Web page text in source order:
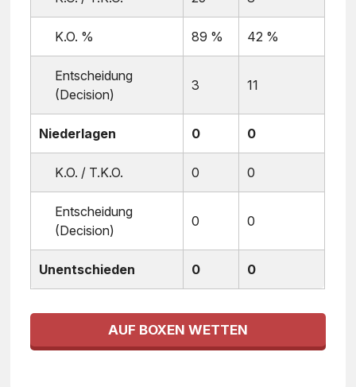
K.O. % 89 % 42 %
Entscheidung
(Decision)
3 11
Niederlagen 0 0
K.O. / T.K.O. 0 0
Entscheidung
(Decision)
0 0
Unentschieden 0 0
AUF BOXEN WETTEN